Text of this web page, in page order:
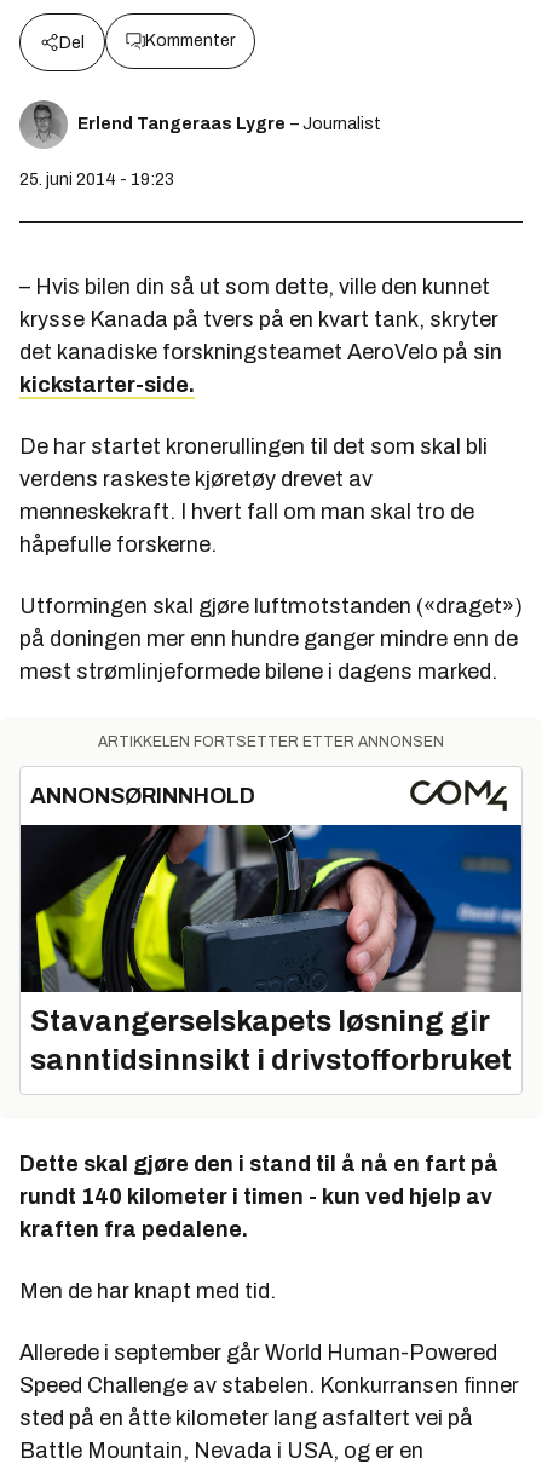
Del Kommenter
Erlend Tangeraas Lygre – Journalist
25. juni 2014 - 19:23
– Hvis bilen din så ut som dette, ville den kunnet
krysse Kanada på tvers på en kvart tank, skryter
det kanadiske forskningsteamet AeroVelo på sin
kickstarter-side.
De har startet kronerullingen til det som skal bli
verdens raskeste kjøretøy drevet av
menneskekraft. I hvert fall om man skal tro de
håpefulle forskerne.
Utformingen skal gjøre luftmotstanden («draget»)
på doningen mer enn hundre ganger mindre enn de
mest strømlinjeformede bilene i dagens marked.
ARTIKKELEN FORTSETTER ETTER ANNONSEN
ANNONSØRINNHOLD
Stavangerselskapets løsning gir
sanntidsinnsikt i drivstofforbruket
Dette skal gjøre den i stand til å nå en fart på
rundt 140 kilometer i timen - kun ved hjelp av
kraften fra pedalene.
Men de har knapt med tid.
Allerede i september går World Human-Powered
Speed Challenge av stabelen. Konkurransen finner
sted på en åtte kilometer lang asfaltert vei på
Battle Mountain, Nevada i USA, og er en